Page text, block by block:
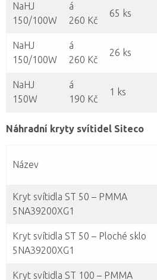
NaHJ
150/100W
á
260 Kč
65 ks
NaHJ
150/100W
á
260 Kč
26 ks
NaHJ
150W
á
190 Kč
1 ks
Náhradní kryty svítidel Siteco
Název
Kryt svítidla ST 50 – PMMA
5NA39200XG1
Kryt svítidla ST 50 – Ploché sklo
5NA39200XG1
Kryt svítidla ST 100 – PMMA